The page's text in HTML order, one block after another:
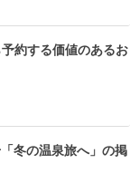
約する価値のあるお
冬の温泉旅へ」の掲